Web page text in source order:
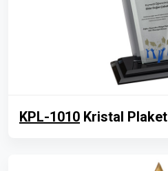
KPL-1010 Kristal Plaket